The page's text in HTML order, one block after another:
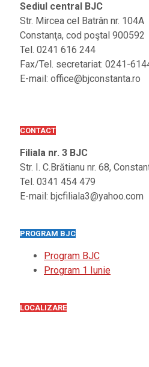
Sediul central BJC
Str. Mircea cel Batrân nr. 104A
Constanţa, cod poştal 900592
Tel. 0241 616 244
Fax/Tel. secretariat: 0241-
E-mail: office@bjconstanta.ro
CONTACT
Filiala nr. 3 BJC
Str. I. C.Brătianu nr. 68,
Tel. 0341 454 479
E-mail: bjcfiliala3@yahoo.com
PROGRAM BJC
Program BJC
Program 1 Iunie
LOCALIZARE